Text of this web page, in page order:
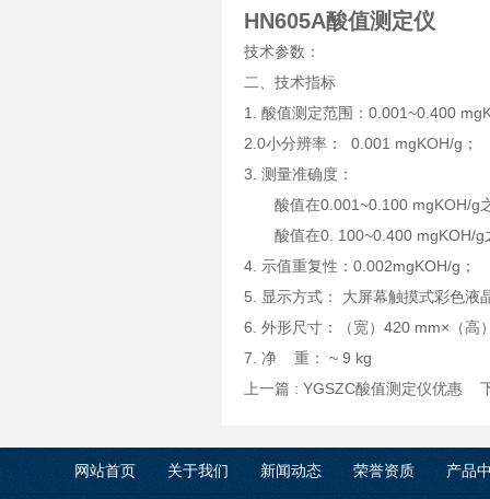
HN605A酸值测定仪
技术参数：
二、技术指标
1. 酸值测定范围：0.001~0.400
2.0小分辨率： 0.001 mgKOH/g；
3. 测量准确度：
酸值在0.001~0.100 mgKOH/g
酸值在0. 100~0.400 mgKOH/g
4. 示值重复性：0.002mgKOH/g；
5. 显示方式： 大屏幕触摸式彩色液
6. 外形尺寸：（宽）420 mm×（高
7. 净 重： ~ 9 kg
上一篇 : YGSZC酸值测定仪优惠
网站首页 关于我们 新闻动态 荣誉资质 产品